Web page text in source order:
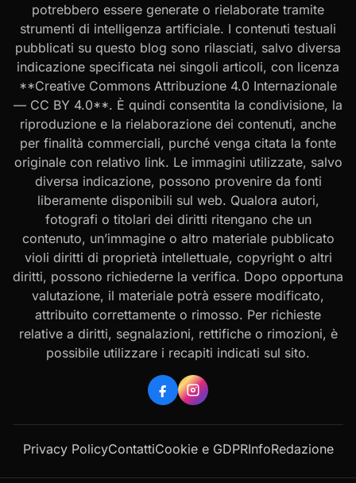
potrebbero essere generate o rielaborate tramite
strumenti di intelligenza artificiale. I contenuti testuali
pubblicati su questo blog sono rilasciati, salvo diversa
indicazione specificata nei singoli articoli, con licenza
**Creative Commons Attribuzione 4.0 Internazionale
— CC BY 4.0**. È quindi consentita la condivisione, la
riproduzione e la rielaborazione dei contenuti, anche
per finalità commerciali, purché venga citata la fonte
originale con relativo link. Le immagini utilizzate, salvo
diversa indicazione, possono provenire da fonti
liberamente disponibili sul web. Qualora autori,
fotografi o titolari dei diritti ritengano che un
contenuto, un’immagine o altro materiale pubblicato
violi diritti di proprietà intellettuale, copyright o altri
diritti, possono richiederne la verifica. Dopo opportuna
valutazione, il materiale potrà essere modificato,
attribuito correttamente o rimosso. Per richieste
relative a diritti, segnalazioni, rettifiche o rimozioni, è
possibile utilizzare i recapiti indicati sul sito.
Privacy PolicyContattiCookie e GDPRInfoRedazione